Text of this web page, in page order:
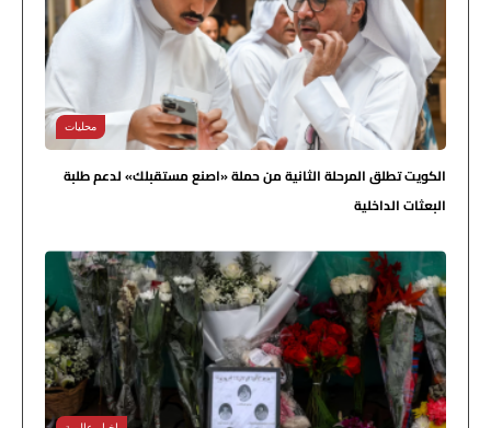
محليات
الكويت تطلق المرحلة الثانية من حملة «اصنع مستقبلك» لدعم طلبة
البعثات الداخلية